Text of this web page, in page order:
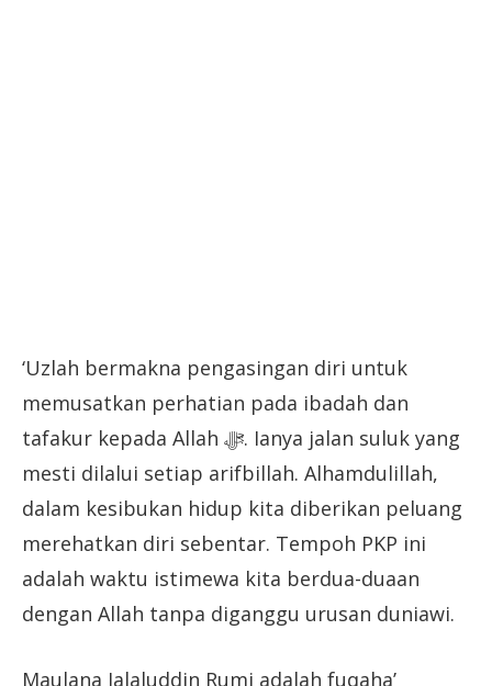
‘Uzlah bermakna pengasingan diri untuk
memusatkan perhatian pada ibadah dan
tafakur kepada Allah ﷻ. Ianya jalan suluk yang
mesti dilalui setiap arifbillah. Alhamdulillah,
dalam kesibukan hidup kita diberikan peluang
merehatkan diri sebentar. Tempoh PKP ini
adalah waktu istimewa kita berdua-duaan
dengan Allah tanpa diganggu urusan duniawi.
Maulana Jalaluddin Rumi adalah fuqaha’